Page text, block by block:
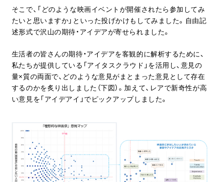
そこで、「どのような映画イベントが開催されたら参加してみ
たいと思いますか」といった投げかけもしてみました。自由記
述形式で沢山の期待・アイデアが寄せられました。
生活者の皆さんの期待・アイデアを客観的に解析するために、
私たちが提供している「アイタスクラウド」を活用し、意見の
量×質の両面で、どのような意見がまとまった意見として存在
するのかを炙り出しました（下図）。加えて、レアで新奇性が高
い意見を「アイデアイ」でピックアップしました。